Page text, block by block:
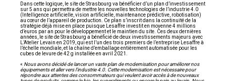
Dans cette logique, le site de Strasbourg va bénéficier d’un plan d’investissement
sur 5 ans qui permettra de mettre les nouvelles technologies de l’industrie 4.0
(Intelligence artificielle, vision artificielle, maintenance prédictive, robotisation)
au cœur de l’appareil de production. Ce plan s’inscrit dans la continuité de la
stratégie déjà mise en place puisque Lesaffre investit en moyenne 4 millions
d’euros par an pour le développement et le maintien du site. Ces deux dernières
années, le site de Strasbourg a bénéficié de deux investissements majeurs avec
L’Atelier Levain en 2019, qui est l’un des trois premiers de l’entreprise Lesaffre à
l’échelle mondiale, et la chaîne d’emballage entièrement automatisée pour les
cubes de levure de 42 g installée en avril 2021.
« Nous avons décidé de lancer un vaste plan de modernisation pour améliorer nos
équipements et aller vers l’industrie 4.0. Cette modernisation est nécessaire pour
répondre aux attentes des consommateurs qui veulent avoir accès à de nouveaux